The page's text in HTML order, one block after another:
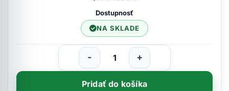
Dostupnosť
NA SKLADE
- +
Pridať do košíka